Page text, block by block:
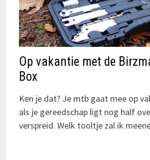
Op vakantie met de
Box
Ken je dat? Je mtb gaat mee op
als je gereedschap ligt nog half
verspreid. Welk tooltje zal ik